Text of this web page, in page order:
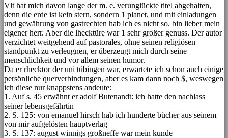
Vlt hat mich davon lange der m. e. verunglückte titel abgehalten,
denn die erde ist kein stern, sondern 1 planet, und mit einladungen
und gewährung von gastrechten hab ich es nicht so. bin lieber mein
eigener herr. Aber die lhecktüre war 1 sehr großer genuss. Der autor
verzichtet weitgehend auf pastorales, ohne seinen religiösen
standpunkt zu verleugnen, er überzeugt mich durch seine
menschlichkeit und vor allem seinen humor.
Da er rhecktor der uni tübingen war, erwartete ich schon auch einige
persönliche querverbindungen, aber es kam dann noch $, weswegen
ich diese nur knappstens andeute:
1. Auf s. 45 erwähnt er adolf Butenandt: ich hatte den nachlass
seiner lebensgefährtin
2. S. 125: von emanuel hirsch hab ich hunderte bücher aus seinem
von mir aufgelösten hauptverlag
3. S. 137: august winnigs großneffe war mein kunde